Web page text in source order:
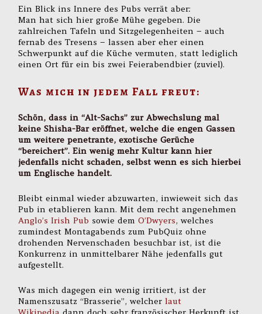
Ein Blick ins Innere des Pubs verrät aber:
Man hat sich hier große Mühe gegeben. Die
zahlreichen Tafeln und Sitzgelegenheiten – auch
fernab des Tresens – lassen aber eher einen
Schwerpunkt auf die Küche vermuten, statt lediglich
einen Ort für ein bis zwei Feierabendbier (zuviel).
Was mich in jedem Fall freut:
Schön, dass in “Alt-Sachs” zur Abwechslung mal
keine Shisha-Bar eröffnet, welche die engen Gassen
um weitere penetrante, exotische Gerüche
“bereichert”. Ein wenig mehr Kultur kann hier
jedenfalls nicht schaden, selbst wenn es sich hierbei
um Englische handelt.
Bleibt einmal wieder abzuwarten, inwieweit sich das
Pub in etablieren kann. Mit dem recht angenehmen
Anglo’s Irish Pub sowie demO’Dwyers, welches
zumindest Montagabends zum PubQuiz ohne
drohenden Nervenschaden besuchbar ist, ist die
Konkurrenz in unmittelbarer Nähe jedenfalls gut
aufgestellt.
Was mich dagegen ein wenig irritiert, ist der
Namenszusatz “Brasserie”, welcherlaut